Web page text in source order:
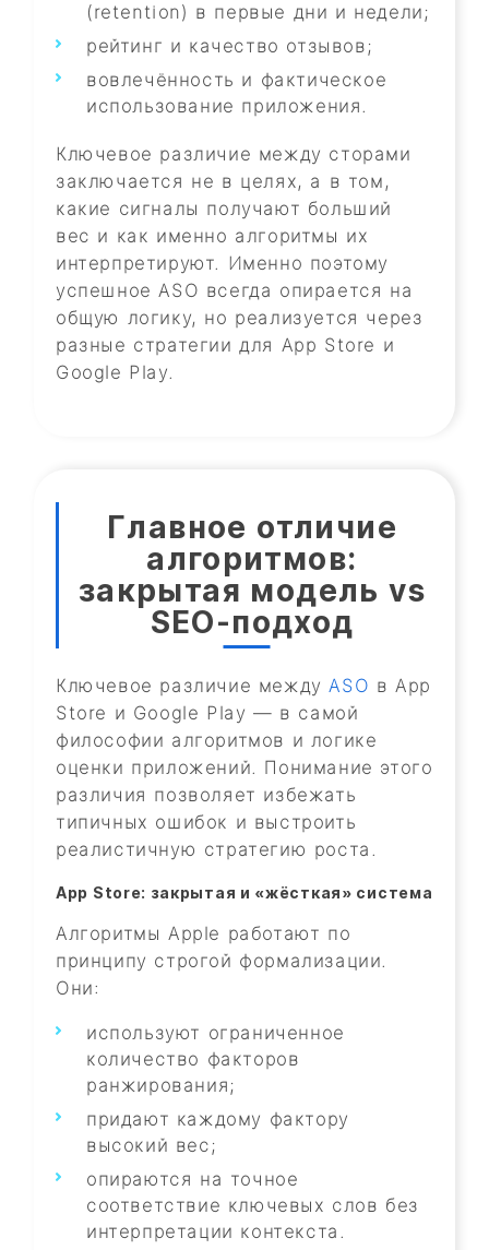
(retention) в первые дни и недели;
рейтинг и качество отзывов;
вовлечённость и фактическое
использование приложения.
Ключевое различие между сторами
заключается не в целях, а в том,
какие сигналы получают больший
вес и как именно алгоритмы их
интерпретируют. Именно поэтому
успешное ASO всегда опирается на
общую логику, но реализуется через
разные стратегии для App Store и
Google Play.
Главное отличие
алгоритмов:
закрытая модель vs
SEO-подход
Ключевое различие междуASO в App
Store и Google Play — в самой
философии алгоритмов и логике
оценки приложений. Понимание этого
различия позволяет избежать
типичных ошибок и выстроить
реалистичную стратегию роста.
App Store: закрытая и «жёсткая» система
Алгоритмы Apple работают по
принципу строгой формализации.
Они:
используют ограниченное
количество факторов
ранжирования;
придают каждому фактору
высокий вес;
опираются на точное
соответствие ключевых слов без
интерпретации контекста.